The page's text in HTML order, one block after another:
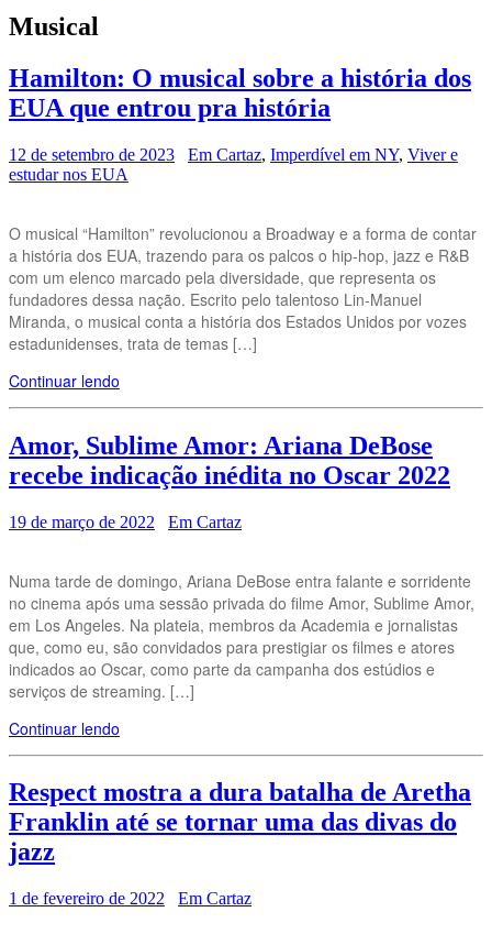
Musical
Hamilton: O musical sobre a história dos
EUA que entrou pra história
12 de setembro de 2023 Em Cartaz, Imperdível em NY, Viver e
estudar nos EUA
O musical “Hamilton” revolucionou a Broadway e a forma de contar
a história dos EUA, trazendo para os palcos o hip-hop, jazz e R&B
com um elenco marcado pela diversidade, que representa os
fundadores dessa nação. Escrito pelo talentoso Lin-Manuel
Miranda, o musical conta a história dos Estados Unidos por vozes
estadunidenses, trata de temas […]
Continuar lendo
Amor, Sublime Amor: Ariana DeBose
recebe indicação inédita no Oscar 2022
19 de março de 2022 Em Cartaz
Numa tarde de domingo, Ariana DeBose entra falante e sorridente
no cinema após uma sessão privada do filme Amor, Sublime Amor,
em Los Angeles. Na plateia, membros da Academia e jornalistas
que, como eu, são convidados para prestigiar os filmes e atores
indicados ao Oscar, como parte da campanha dos estúdios e
serviços de streaming. […]
Continuar lendo
Respect mostra a dura batalha de Aretha
Franklin até se tornar uma das divas do
jazz
1 de fevereiro de 2022 Em Cartaz